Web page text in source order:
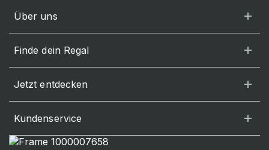
Über uns
Finde dein Regal
Jetzt entdecken
Kundenservice